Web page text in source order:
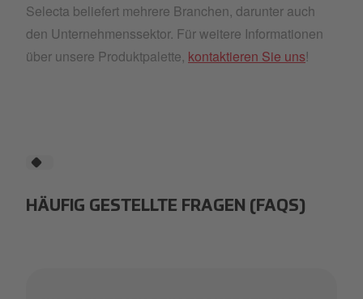
Selecta beliefert mehrere Branchen, darunter auch
den Unternehmenssektor. Für weitere Informationen
über unsere Produktpalette, kontaktieren Sie uns!
HÄUFIG GESTELLTE FRAGEN (FAQS)